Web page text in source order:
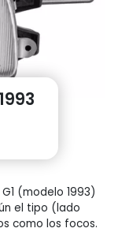
(modelo 1993)
el tipo (lado
como los focos.